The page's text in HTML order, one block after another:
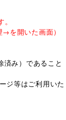
を開いた画面）
み）であること
ジ等はご利用いた